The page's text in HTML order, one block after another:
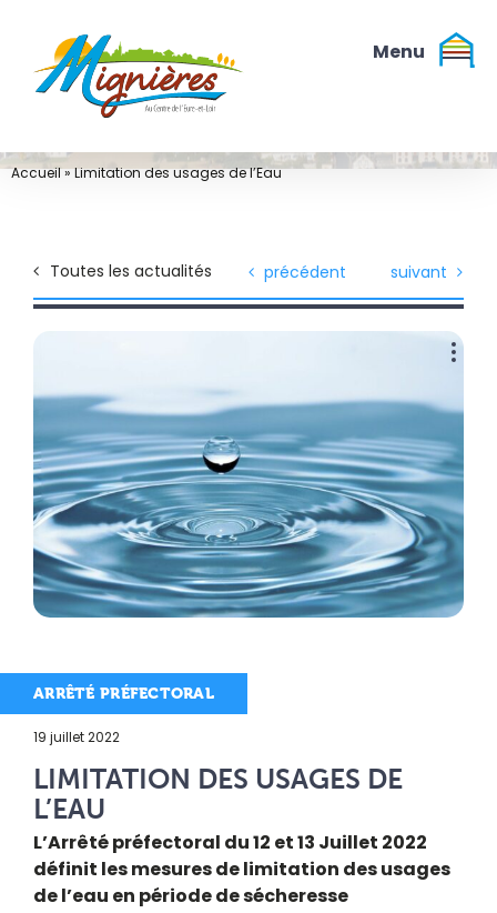
contenu
Accueil»Limitation des usages de l’Eau
Toutes les actualités précédent suivant
agrandie
ARRÊTÉ PRÉFECTORAL
19 juillet 2022
LIMITATION DES USAGES DE
L’EAU
L’Arrêté préfectoral du 12 et 13 Juillet 2022
définit les mesures de limitation des usages
de l’eau en période de sécheresse